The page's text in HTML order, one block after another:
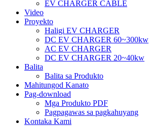
EV CHARGER CABLE
Video
Proyekto
Haligi EV CHARGER
DC EV CHARGER 60~300kw
AC EV CHARGER
DC EV CHARGER 20~40kw
Balita
Balita sa Produkto
Mahitungod Kanato
Pag-download
Mga Produkto PDF
Pagpagawas sa pagkahuyang
Kontaka Kami